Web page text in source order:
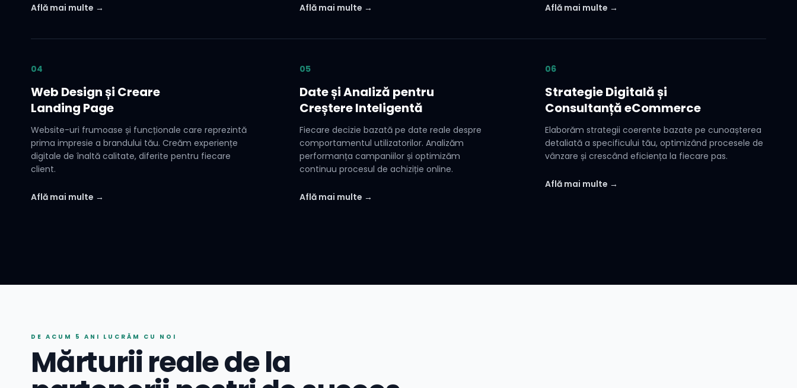
Află mai multe → Află mai multe → Află mai multe →
04
Web Design și Creare
Landing Page
Website-uri frumoase și funcționale care reprezintă
prima impresie a brandului tău. Creăm experiențe
digitale de înaltă calitate, diferite pentru fiecare
client.
Află mai multe →
05
Date și Analiză pentru
Creștere Inteligentă
Fiecare decizie bazată pe date reale despre
comportamentul utilizatorilor. Analizăm
performanța campaniilor și optimizăm
continuu procesul de achiziție online.
Află mai multe →
06
Strategie Digitală și
Consultanță eCommerce
Elaborăm strategii coerente bazate pe cunoașterea
detaliată a specificului tău, optimizând procesele de
vânzare și crescând eficiența la fiecare pas.
Află mai multe →
DE ACUM 5 ANI LUCRĂM CU NOI
Mărturii reale de la